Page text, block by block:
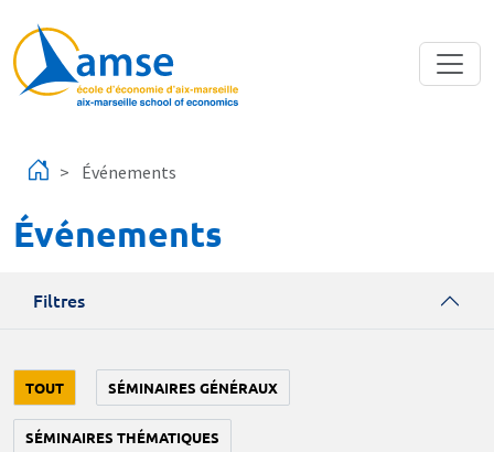
Événements
Événements
Filtres
TOUT SÉMINAIRES GÉNÉRAUX
SÉMINAIRES THÉMATIQUES